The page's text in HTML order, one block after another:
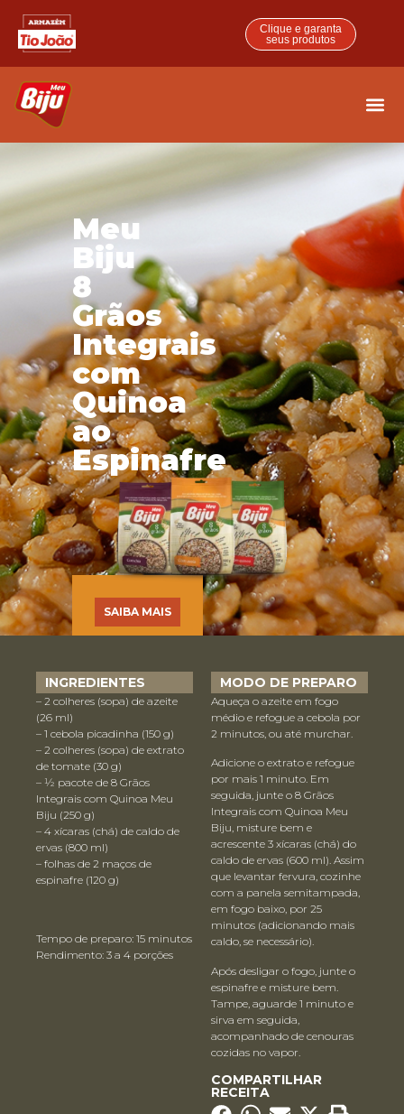
Clique e garanta
seus produtos
Meu
Biju
8
Grãos
Integrais
com
Quinoa
ao
Espinafre
SAIBA MAIS
INGREDIENTES
– 2 colheres (sopa) de azeite
(26 ml)
– 1 cebola picadinha (150 g)
– 2 colheres (sopa) de extrato
de tomate (30 g)
– ½ pacote de 8 Grãos
Integrais com Quinoa Meu
Biju (250 g)
– 4 xícaras (chá) de caldo de
ervas (800 ml)
– folhas de 2 maços de
espinafre (120 g)
Tempo de preparo: 15 minutos
Rendimento: 3 a 4 porções
MODO DE PREPARO
Aqueça o azeite em fogo
médio e refogue a cebola por
2 minutos, ou até murchar.
Adicione o extrato e refogue
por mais 1 minuto. Em
seguida, junte o 8 Grãos
Integrais com Quinoa Meu
Biju, misture bem e
acrescente 3 xícaras (chá) do
caldo de ervas (600 ml). Assim
que levantar fervura, cozinhe
com a panela semitampada,
em fogo baixo, por 25
minutos (adicionando mais
caldo, se necessário).
Após desligar o fogo, junte o
espinafre e misture bem.
Tampe, aguarde 1 minuto e
sirva em seguida,
acompanhado de cenouras
cozidas no vapor.
COMPARTILHAR
RECEITA